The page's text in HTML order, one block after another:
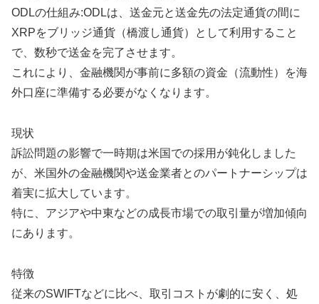
ODLの仕組み:ODLは、送金元と送金先の法定通貨の間に
XRPをブリッジ通貨（橋渡し通貨）として利用すること
で、数秒で送金を完了させます。
これにより、金融機関が事前に多額の資金（流動性）を海
外口座に準備する必要がなくなります。
現状
訴訟問題の影響で一時期は米国での採用が鈍化しました
が、米国外の金融機関や送金業者とのパートナーシップは
着実に拡大しています。
特に、アジアや中東などの成長市場での取引量が増加傾向
にあります。
特徴
従来のSWIFTなどに比べ、取引コストが劇的に安く、処